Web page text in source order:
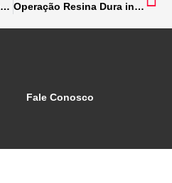
Polícia prende dois em cumprimento de mandado em Santa Bárbara Operação Resina Dura investiga fraude no setor de insumos de calçados
Fale Conosco